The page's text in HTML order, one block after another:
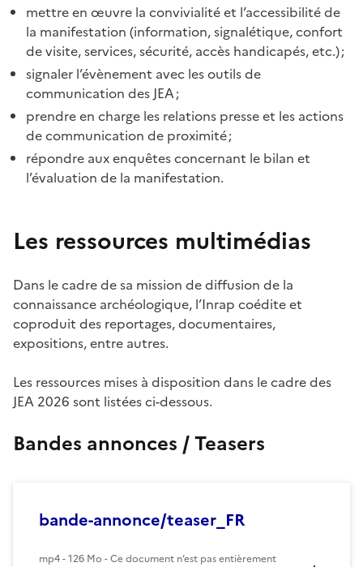
mettre en œuvre la convivialité et l’accessibilité de
la manifestation (information, signalétique, confort
de visite, services, sécurité, accès handicapés, etc.) ;
signaler l’évènement avec les outils de
communication des JEA ;
prendre en charge les relations presse et les actions
de communication de proximité ;
répondre aux enquêtes concernant le bilan et
l’évaluation de la manifestation.
Les ressources multimédias
Dans le cadre de sa mission de diffusion de la
connaissance archéologique, l’Inrap coédite et
coproduit des reportages, documentaires,
expositions, entre autres.
Les ressources mises à disposition dans le cadre des
JEA 2026 sont listées ci-dessous.
Bandes annonces / Teasers
bande-annonce/teaser_FR
mp4 - 126 Mo - Ce document n’est pas entièrement